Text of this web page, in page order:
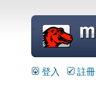
=
登入 註冊